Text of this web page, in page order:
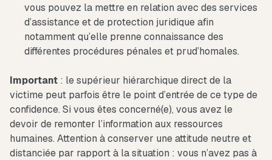
vous pouvez la mettre en relation avec des services
d’assistance et de protection juridique afin
notamment qu’elle prenne connaissance des
différentes procédures pénales et prud’homales.
Important : le supérieur hiérarchique direct de la
victime peut parfois être le point d’entrée de ce type de
confidence. Si vous êtes concerné(e), vous avez le
devoir de remonter l’information aux ressources
humaines. Attention à conserver une attitude neutre et
distanciée par rapport à la situation : vous n’avez pas à